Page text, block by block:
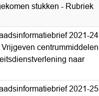
stukken - Rubriek
2021-24
centrummiddelen
naar
2021-25